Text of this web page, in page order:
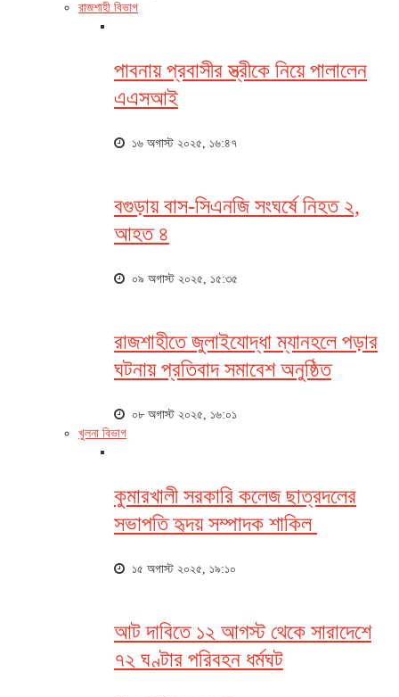
রাজশাহী বিভাগ
পাবনায় প্রবাসীর স্ত্রীকে নিয়ে পালালেন
এএসআই
১৬ অগাস্ট ২০২৫, ১৬:৪৭
বগুড়ায় বাস-সিএনজি সংঘর্ষে নিহত ২,
আহত ৪
০৯ অগাস্ট ২০২৫, ১৫:৩৫
রাজশাহীতে জুলাইযোদ্ধা ম্যানহলে পড়ার
ঘটনায় প্রতিবাদ সমাবেশ অনুষ্ঠিত
০৮ অগাস্ট ২০২৫, ১৬:০১
খুলনা বিভাগ
কুমারখালী সরকারি কলেজ ছাত্রদলের
সভাপতি হৃদয় সম্পাদক শাকিল
১৫ অগাস্ট ২০২৫, ১৯:১০
আট দাবিতে ১২ আগস্ট থেকে সারাদেশে
৭২ ঘণ্টার পরিবহন ধর্মঘট